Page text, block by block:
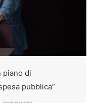
piano di
pubblica”